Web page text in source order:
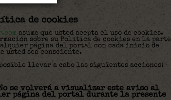
de cookies
asume que usted acepta el uso de cookies.
sobre su Política de cookies en la parte
página del portal con cada inicio de
usted sea consciente.
llevar a cabo las siguientes acciones:
se volverá a visualizar este aviso al
página del portal durante la presente